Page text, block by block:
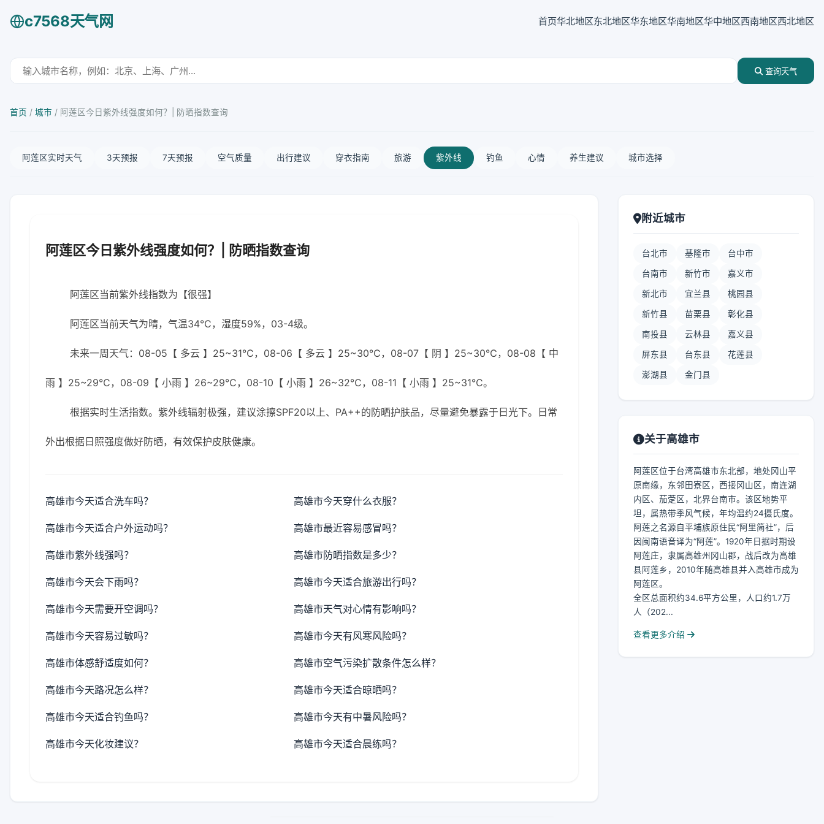
c7568天气网 首页华北地区东北地区华东地区华南地区华中地区西南地区西北地区
查询天气
首页 / 城市 / 阿莲区今日紫外线强度如何？| 防晒指数查询
阿莲区实时天气 3天预报 7天预报 空气质量 出行建议 穿衣指南 旅游 紫外线 钓鱼 心情 养生建议 城市选择
阿莲区今日紫外线强度如何？| 防晒指数查询
阿莲区当前紫外线指数为【很强】
阿莲区当前天气为晴，气温34℃，湿度59%，03-4级。
未来一周天气：08-05【 多云 】25~31℃，08-06【 多云 】25~30℃，08-07【 阴 】25~30℃，08-08【 中
雨 】25~29℃，08-09【 小雨 】26~29℃，08-10【 小雨 】26~32℃，08-11【 小雨 】25~31℃。
根据实时生活指数。紫外线辐射极强，建议涂擦SPF20以上、PA++的防晒护肤品，尽量避免暴露于日光下。日常
外出根据日照强度做好防晒，有效保护皮肤健康。
高雄市今天适合洗车吗？ 高雄市今天穿什么衣服？
高雄市今天适合户外运动吗？ 高雄市最近容易感冒吗？
高雄市紫外线强吗？ 高雄市防晒指数是多少？
高雄市今天会下雨吗？ 高雄市今天适合旅游出行吗？
高雄市今天需要开空调吗？ 高雄市天气对心情有影响吗？
高雄市今天容易过敏吗？ 高雄市今天有风寒风险吗？
高雄市体感舒适度如何？ 高雄市空气污染扩散条件怎么样？
高雄市今天路况怎么样？ 高雄市今天适合晾晒吗？
高雄市今天适合钓鱼吗？ 高雄市今天有中暑风险吗？
高雄市今天化妆建议？ 高雄市今天适合晨练吗？
附近城市
台北市 基隆市 台中市
台南市 新竹市 嘉义市
新北市 宜兰县 桃园县
新竹县 苗栗县 彰化县
南投县 云林县 嘉义县
屏东县 台东县 花莲县
澎湖县 金门县
关于高雄市
阿莲区位于台湾高雄市东北部，地处冈山平
原南缘，东邻田寮区，西接冈山区，南连湖
内区、茄萣区，北界台南市。该区地势平
坦，属热带季风气候，年均温约24摄氏度。
阿莲之名源自平埔族原住民“阿里简社”，后
因闽南语音译为“阿莲”。1920年日据时期设
阿莲庄，隶属高雄州冈山郡，战后改为高雄
县阿莲乡，2010年随高雄县并入高雄市成为
阿莲区。
全区总面积约34.6平方公里，人口约1.7万
人（202...
查看更多介绍